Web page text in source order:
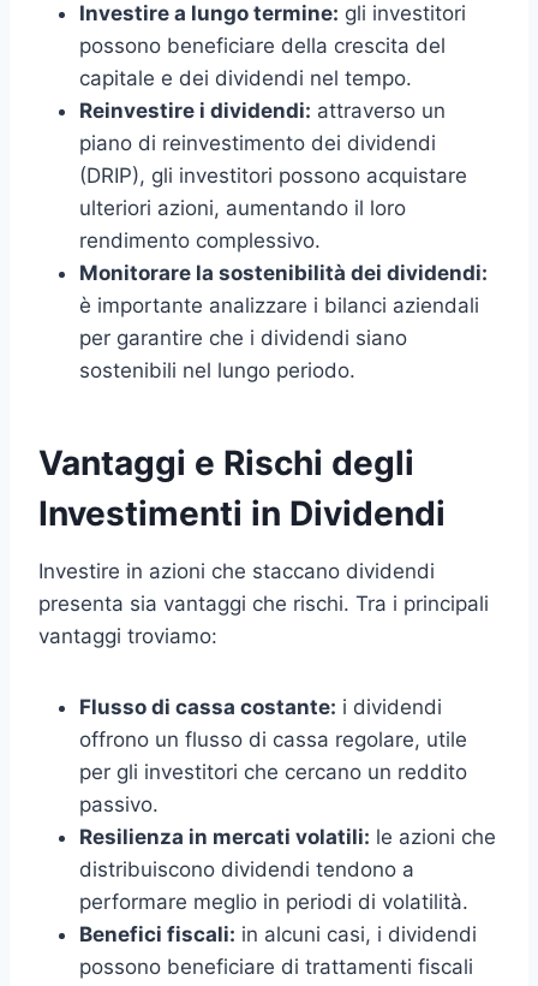
Investire a lungo termine: gli investitori
possono beneficiare della crescita del
capitale e dei dividendi nel tempo.
Reinvestire i dividendi: attraverso un
piano di reinvestimento dei dividendi
(DRIP), gli investitori possono acquistare
ulteriori azioni, aumentando il loro
rendimento complessivo.
Monitorare la sostenibilità dei dividendi:
è importante analizzare i bilanci aziendali
per garantire che i dividendi siano
sostenibili nel lungo periodo.
Vantaggi e Rischi degli
Investimenti in Dividendi
Investire in azioni che staccano dividendi
presenta sia vantaggi che rischi. Tra i principali
vantaggi troviamo:
Flusso di cassa costante: i dividendi
offrono un flusso di cassa regolare, utile
per gli investitori che cercano un reddito
passivo.
Resilienza in mercati volatili: le azioni che
distribuiscono dividendi tendono a
performare meglio in periodi di volatilità.
Benefici fiscali: in alcuni casi, i dividendi
possono beneficiare di trattamenti fiscali